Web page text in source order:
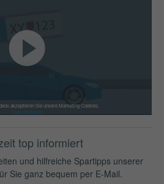
akzeptieren Sie unsere Marketing Cookies.
Mehr Erfahren
top informiert
und hilfreiche Spartipps unserer
Sie ganz bequem per E-Mail.